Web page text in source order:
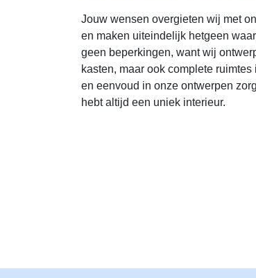
Jouw wensen overgieten wij met
en maken uiteindelijk hetgeen
geen beperkingen, want wij
kasten, maar ook complete
en eenvoud in onze ontwerpen
hebt altijd een uniek interieur.